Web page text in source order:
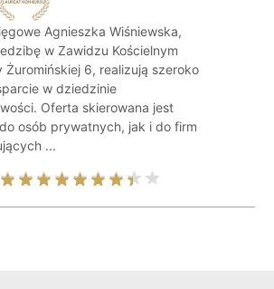
Agnieszka Wiśniewska,
w Zawidzu Kościelnym
Żuromińskiej 6, realizują szeroko
w dziedzinie
Oferta skierowana jest
osób prywatnych, jak i do firm
...